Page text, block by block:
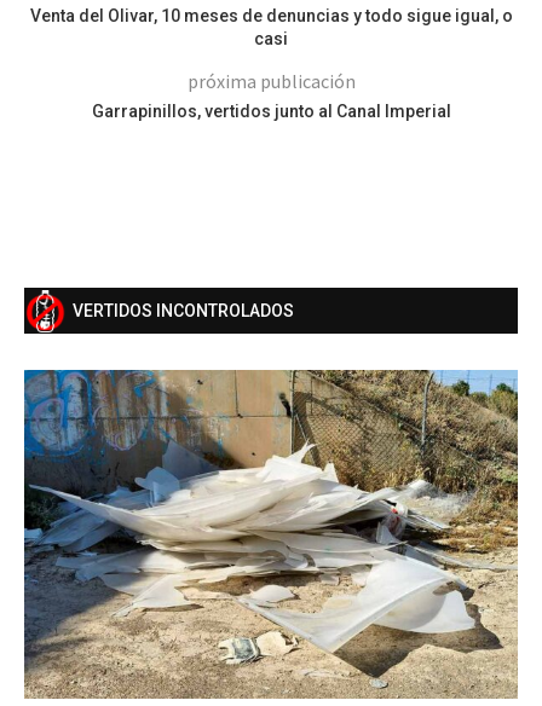
Venta del Olivar, 10 meses de denuncias y todo sigue igual, o
casi
próxima publicación
Garrapinillos, vertidos junto al Canal Imperial
VERTIDOS INCONTROLADOS